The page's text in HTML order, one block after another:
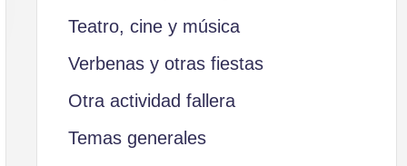
Teatro, cine y música
Verbenas y otras fiestas
Otra actividad fallera
Temas generales